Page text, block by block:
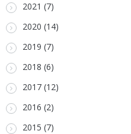
2021 (7)
2020 (14)
2019 (7)
2018 (6)
2017 (12)
2016 (2)
2015 (7)